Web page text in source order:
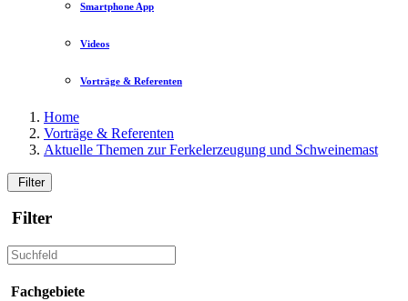
Smartphone App
Videos
Vorträge & Referenten
Home
Vorträge & Referenten
Aktuelle Themen zur Ferkelerzeugung und Schweinemast
Filter
Filter
Fachgebiete